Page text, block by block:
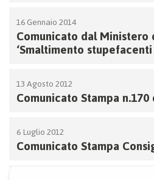
16 Gennaio 2014
Comunicato dal Ministero
‘Smaltimento
13 Agosto 2012
Comunicato Stampa
6 Luglio 2012
Comunicato Stampa